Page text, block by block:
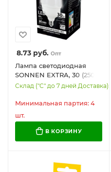
8.73 руб. Опт
Лампа светодиодная
SONNEN EXTRA, 30 (250)
Вт, Е27, цилиндр,
30000 ч, LED Т100-30W-
Склад ("С" до 7 дней Доставка):
Минимальная партия: 4
шт.
В КОРЗИНУ